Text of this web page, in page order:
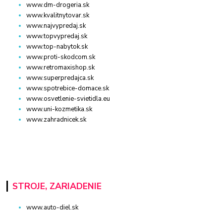
www.dm-drogeria.sk
www.kvalitnytovar.sk
www.najvypredaj.sk
www.topvypredaj.sk
www.top-nabytok.sk
www.proti-skodcom.sk
www.retromaxishop.sk
www.superpredajca.sk
www.spotrebice-domace.sk
www.osvetlenie-svietidla.eu
www.uni-kozmetika.sk
www.zahradnicek.sk
STROJE, ZARIADENIE
www.auto-diel.sk